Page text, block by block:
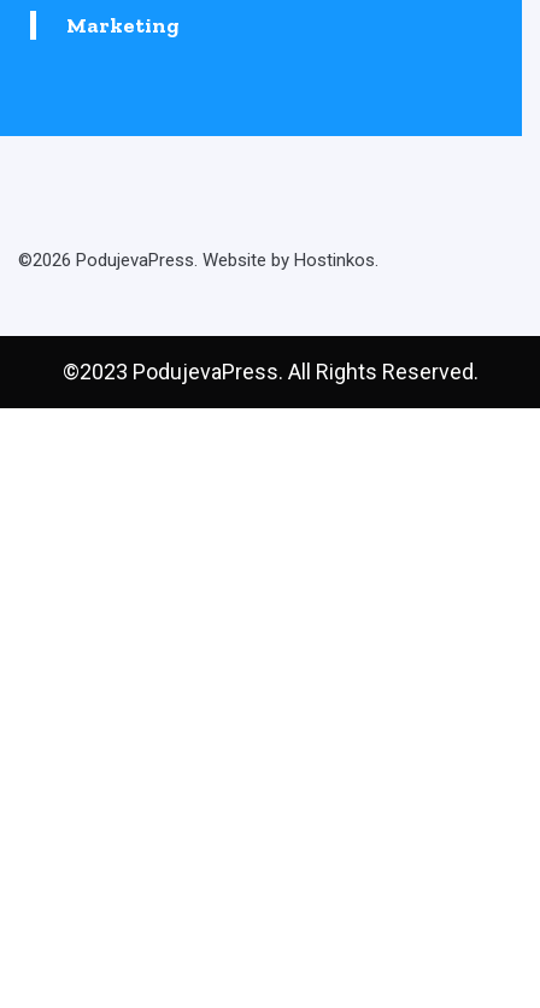
Marketing
©2026 PodujevaPress. Website by Hostinkos.
©2023 PodujevaPress. All Rights Reserved.